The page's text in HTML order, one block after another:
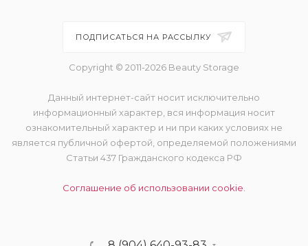
ПОДПИСАТЬСЯ НА РАССЫЛКУ
Copyright © 2011-2026 Beauty Storage
Данный интернет-сайт носит исключительно
информационный характер, вся информация носит
ознакомительный характер и ни при каких условиях не
является публичной офертой, определяемой положениями
Статьи 437 Гражданского кодекса РФ
Соглашение об использовании cookie.